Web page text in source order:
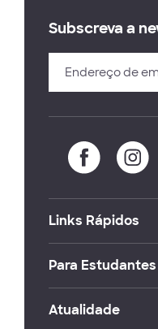
Subscreva a
Links Rápidos
Para Estudantes
Atualidade